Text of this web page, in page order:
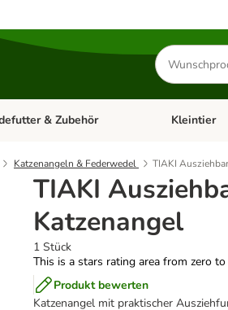
Produkte
suchen
Menü öffnen: Katzenfutter & Zubehör
& Zubehör Kategorie-
Kleintier
Katzenangeln & Federwedel TIAKI
TIAKI
Katzenangel
1 Stück
This is a stars rating area from zero
Produkt bewerten
Katzenangel mit praktischer